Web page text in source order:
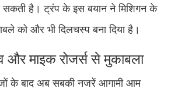
सकती है। ट्रंप के इस बयान ने मिशिगन के
को और भी दिलचस्प बना दिया है।
माइक रोजर्स से मुकाबला
के बाद अब सबकी नजरें आगामी आम